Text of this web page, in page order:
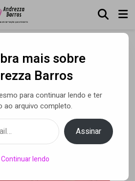
Amiga do
longa da
plataformas
digitais
Barros• 16 jun 2020
mais sobre
Barros
para continuar lendo e ter
ao arquivo completo.
Assinar
Continuar lendo